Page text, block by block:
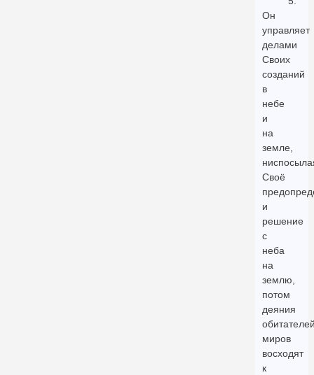
Он
управляет
делами
Своих
созданий
в
небе
и
на
земле,
Своё
и
решение
с
неба
на
землю,
потом
деяния
миров
восходят
к